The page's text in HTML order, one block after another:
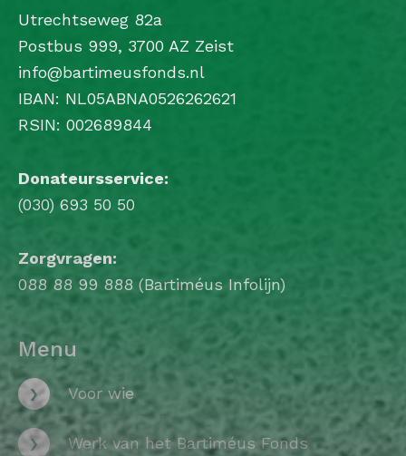
Utrechtseweg 82a
Postbus 999, 3700 AZ Zeist
info@bartimeusfonds.nl
IBAN: NL05ABNA0526262621
RSIN: 002689844
Donateursservice:
(030) 693 50 50
Zorgvragen:
088 88 99 888 (Bartiméus Infolijn)
Menu
› Voor wie
› Werk van het Bartiméus Fonds